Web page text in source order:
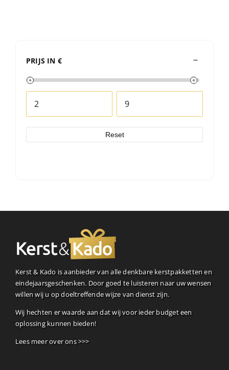
PRIJS IN €
Reset
Kerst & Kado is aanbieder van alle denkbare kerstpakketten en
eindejaarsgeschenken. Door goed te luisteren naar uw wensen
willen wij u op doeltreffende wijze van dienst zijn.
Wij hechten er waarde aan dat wij voor ieder budget een
oplossing kunnen bieden!
Lees meer over ons >>>